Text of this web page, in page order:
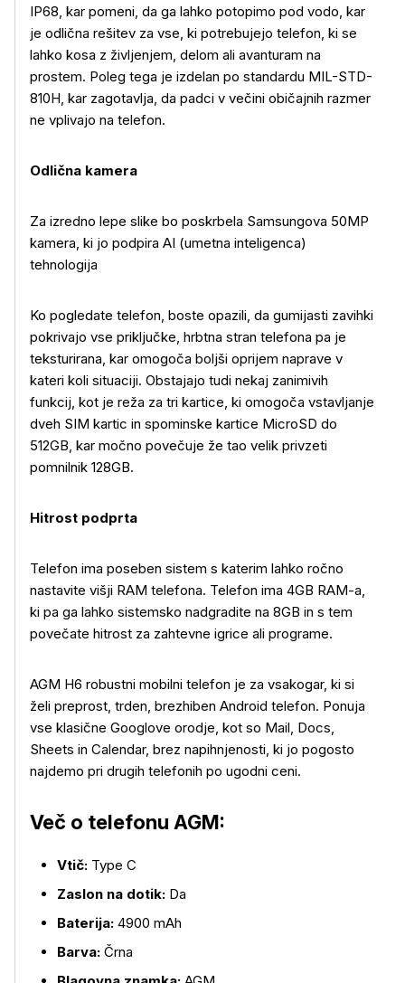
Več o izdelku
IP68, kar pomeni, da ga lahko potopimo pod vodo, kar
je odlična rešitev za vse, ki potrebujejo telefon, ki se
lahko kosa z življenjem, delom ali avanturam na
prostem. Poleg tega je izdelan po standardu MIL-STD-
810H, kar zagotavlja, da padci v večini običajnih razmer
ne vplivajo na telefon.
Odlična kamera
Za izredno lepe slike bo poskrbela Samsungova 50MP
kamera, ki jo podpira AI (umetna inteligenca)
tehnologija
Ko pogledate telefon, boste opazili, da gumijasti zavihki
pokrivajo vse priključke, hrbtna stran telefona pa je
teksturirana, kar omogoča boljši oprijem naprave v
kateri koli situaciji. Obstajajo tudi nekaj zanimivih
funkcij, kot je reža za tri kartice, ki omogoča vstavljanje
dveh SIM kartic in spominske kartice MicroSD do
512GB, kar močno povečuje že tao velik privzeti
pomnilnik 128GB.
Hitrost podprta
Telefon ima poseben sistem s katerim lahko ročno
nastavite višji RAM telefona. Telefon ima 4GB RAM-a,
ki pa ga lahko sistemsko nadgradite na 8GB in s tem
povečate hitrost za zahtevne igrice ali programe.
AGM H6 robustni mobilni telefon je za vsakogar, ki si
želi preprost, trden, brezhiben Android telefon. Ponuja
vse klasične Googlove orodje, kot so Mail, Docs,
Sheets in Calendar, brez napihnjenosti, ki jo pogosto
najdemo pri drugih telefonih po ugodni ceni.
Več o telefonu AGM:
Vtič: Type C
Zaslon na dotik: Da
Baterija: 4900 mAh
Barva: Črna